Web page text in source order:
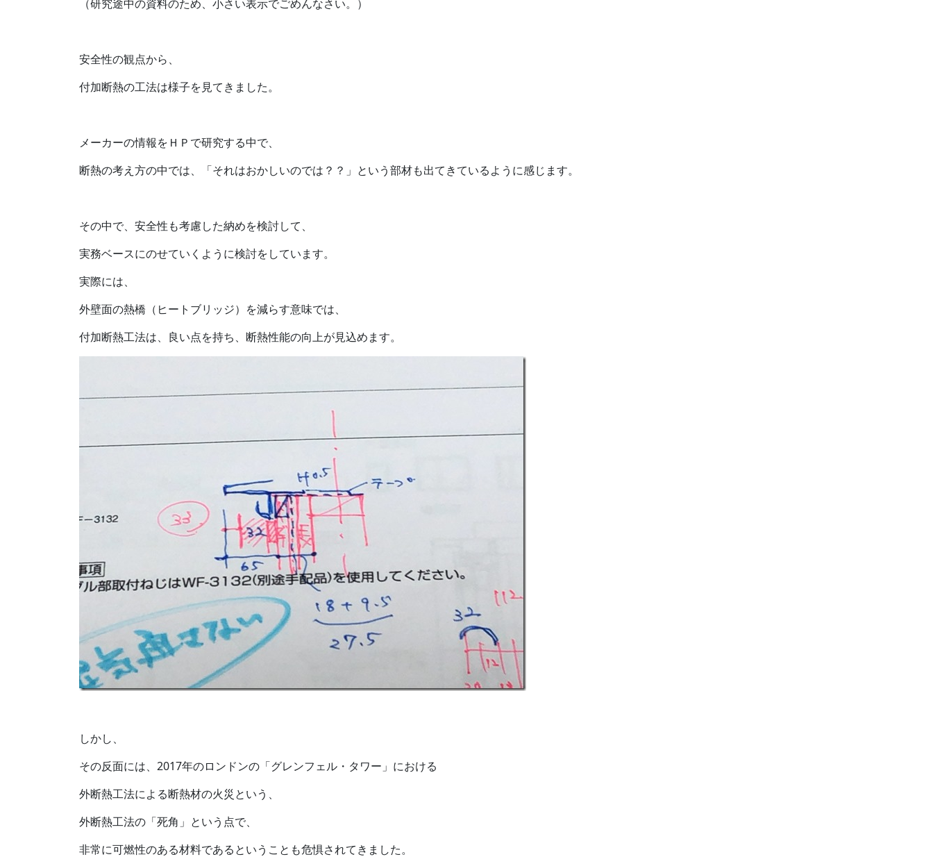
（研究途中の資料のため、小さい表示でごめんなさい。）
安全性の観点から、
付加断熱の工法は様子を見てきました。
メーカーの情報をＨＰで研究する中で、
断熱の考え方の中では、「それはおかしいのでは？？」という部材も出てきているように感じます。
その中で、安全性も考慮した納めを検討して、
実務ベースにのせていくように検討をしています。
実際には、
外壁面の熱橋（ヒートブリッジ）を減らす意味では、
付加断熱工法は、良い点を持ち、断熱性能の向上が見込めます。
しかし、
その反面には、2017年のロンドンの「グレンフェル・タワー」における
外断熱工法による断熱材の火災という、
外断熱工法の「死角」という点で、
非常に可燃性のある材料であるということも危惧されてきました。